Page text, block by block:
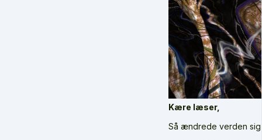
Kære læser,
Så ændrede verden sig